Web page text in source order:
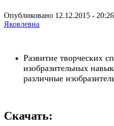
Опубликовано 12.12.2015 -
Яковлевна
Развитие творческих
изобразительных
различные
Скачать: